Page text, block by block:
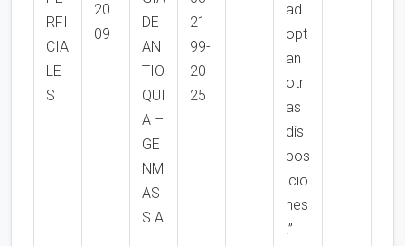
RFI
CIA
LE
S
20
09
DE
AN
TIO
QUI
A –
GE
NM
AS
S.A
21
99-
20
25
ad
opt
an
otr
as
dis
pos
icio
nes
.”